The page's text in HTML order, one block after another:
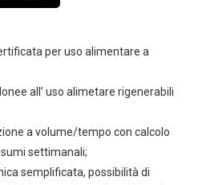
per uso alimentare a
all’ uso alimetare rigenerabili
a volume/tempo con calcolo
settimanali;
semplificata, possibilità di